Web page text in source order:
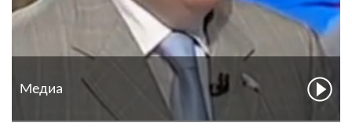
Медиа